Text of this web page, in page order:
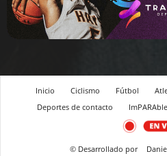
Inicio Ciclismo Fútbol
Deportes de contacto
© Desarrollado por